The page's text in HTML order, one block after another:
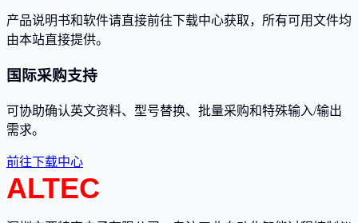
产品说明书和软件请直接前往下载中心获取，所有可用文件均
由本站直接提供。
国际采购支持
可协助确认英文资料、型号替换、批量采购和特殊输入/输出
需求。
前往下载中心